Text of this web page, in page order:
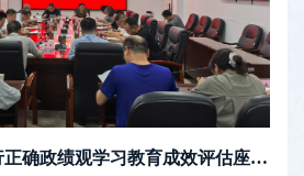
学校召开树立和践行正确政绩观学习教育成效评估座谈会